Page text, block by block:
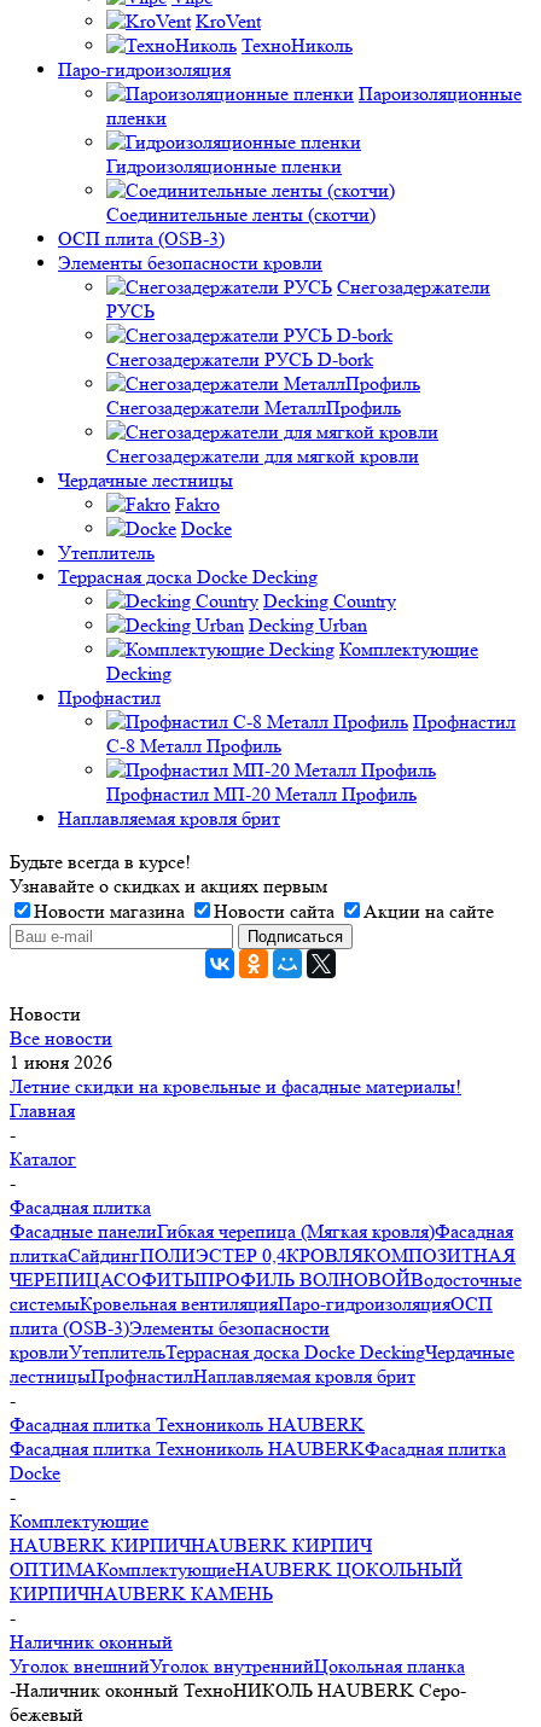
KroVent
ТехноНиколь
Паро-гидроизоляция
Пароизоляционные
пленки
Гидроизоляционные пленки
Соединительные ленты (скотчи)
ОСП плита (OSB-3)
Элементы безопасности кровли
Снегозадержатели
РУСЬ
Снегозадержатели РУСЬ D-bork
Снегозадержатели МеталлПрофиль
Снегозадержатели для мягкой кровли
Чердачные лестницы
Fakro
Docke
Утеплитель
Террасная доска Docke Decking
Decking Country
Decking Urban
Комплектующие
Decking
Профнастил
Профнастил
C-8 Металл Профиль
Профнастил МП-20 Металл Профиль
Наплавляемая кровля брит
Будьте всегда в курсе!
Узнавайте о скидках и акциях первым
Новости магазина
Новости сайта Акции на сайте
Новости
Все новости
1 июня 2026
Летние скидки на кровельные и фасадные материалы!
Главная
-
Каталог
-
Фасадная плитка
Фасадные панелиГибкая черепица (Мягкая кровля)Фасадная
плиткаСайдингПОЛИЭСТЕР 0,4КРОВЛЯКОМПОЗИТНАЯ
ЧЕРЕПИЦАСОФИТЫПРОФИЛЬ ВОЛНОВОЙВодосточные
системыКровельная вентиляцияПаро-гидроизоляцияОСП
плита (OSB-3)Элементы безопасности
кровлиУтеплительТеррасная доска Docke DeckingЧердачные
лестницыПрофнастилНаплавляемая кровля брит
-
Фасадная плитка Технониколь HAUBERK
Фасадная плитка Технониколь HAUBERKФасадная плитка
Docke
-
Комплектующие
HAUBERK КИРПИЧHAUBERK КИРПИЧ
ОПТИМАКомплектующиеHAUBERK ЦОКОЛЬНЫЙ
КИРПИЧHAUBERK КАМЕНЬ
-
Наличник оконный
Уголок внешнийУголок внутреннийЦокольная планка
-Наличник оконный ТехноНИКОЛЬ HAUBERK Серо-
бежевый